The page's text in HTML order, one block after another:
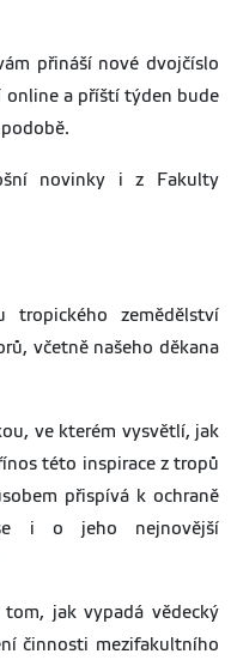
přináší nové dvojčíslo
online a příští týden bude
novinky i z Fakulty
tropického zemědělství
včetně našeho děkana
ve kterém vysvětlí, jak
této inspirace z tropů
přispívá k ochraně
i o jeho nejnovější
jak vypadá vědecký
činnosti mezifakultního